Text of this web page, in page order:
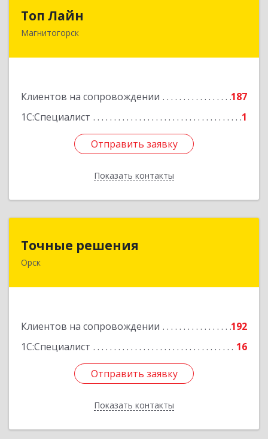
Топ Лайн
Магнитогорск
Клиентов на сопровождении
187
1С:Специалист
1
Отправить заявку
Показать контакты
454000, Челябинская обл, Магнитогорск г,
Отправить заявку
Назад
Точные решения
Орск
Клиентов на сопровождении
192
1С:Специалист
16
Отправить заявку
Показать контакты
Подробнее
Отправить заявку
Назад